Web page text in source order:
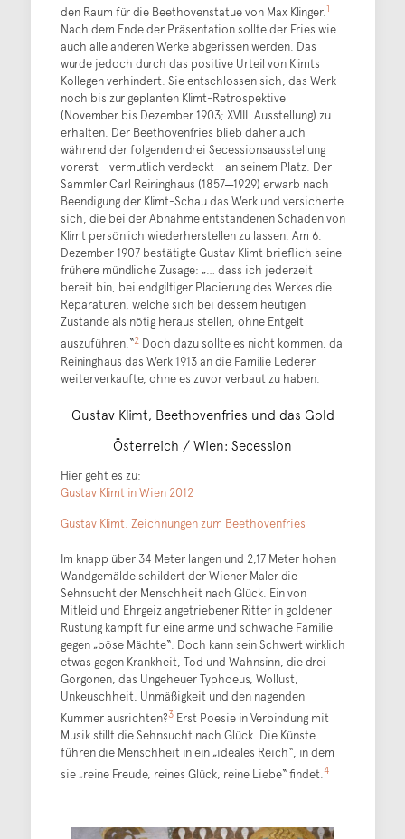
den Raum für die Beethovenstatue von Max Klinger.1
Nach dem Ende der Präsentation sollte der Fries wie
auch alle anderen Werke abgerissen werden. Das
wurde jedoch durch das positive Urteil von Klimts
Kollegen verhindert. Sie entschlossen sich, das Werk
noch bis zur geplanten Klimt-Retrospektive
(November bis Dezember 1903; XVIII. Ausstellung) zu
erhalten. Der Beethovenfries blieb daher auch
während der folgenden drei Secessionsausstellung
vorerst - vermutlich verdeckt - an seinem Platz. Der
Sammler Carl Reininghaus (1857─1929) erwarb nach
Beendigung der Klimt-Schau das Werk und versicherte
sich, die bei der Abnahme entstandenen Schäden von
Klimt persönlich wiederherstellen zu lassen. Am 6.
Dezember 1907 bestätigte Gustav Klimt brieflich seine
frühere mündliche Zusage: „… dass ich jederzeit
bereit bin, bei endgiltiger Placierung des Werkes die
Reparaturen, welche sich bei dessem heutigen
Zustande als nötig heraus stellen, ohne Entgelt
auszuführen.“2Doch dazu sollte es nicht kommen, da
Reininghaus das Werk 1913 an die Familie Lederer
weiterverkaufte, ohne es zuvor verbaut zu haben.
Gustav Klimt, Beethovenfries und das Gold
Österreich / Wien: Secession
Hier geht es zu:
Gustav Klimt in Wien 2012
Gustav Klimt. Zeichnungen zum Beethovenfries
Im knapp über 34 Meter langen und 2,17 Meter hohen
Wandgemälde schildert der Wiener Maler die
Sehnsucht der Menschheit nach Glück. Ein von
Mitleid und Ehrgeiz angetriebener Ritter in goldener
Rüstung kämpft für eine arme und schwache Familie
gegen „böse Mächte“. Doch kann sein Schwert wirklich
etwas gegen Krankheit, Tod und Wahnsinn, die drei
Gorgonen, das Ungeheuer Typhoeus, Wollust,
Unkeuschheit, Unmäßigkeit und den nagenden
Kummer ausrichten?3Erst Poesie in Verbindung mit
Musik stillt die Sehnsucht nach Glück. Die Künste
führen die Menschheit in ein „ideales Reich“, in dem
sie „reine Freude, reines Glück, reine Liebe“ findet.4